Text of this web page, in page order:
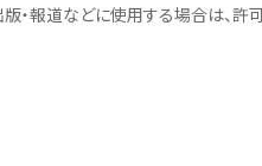
報道などに使用する場合は、許